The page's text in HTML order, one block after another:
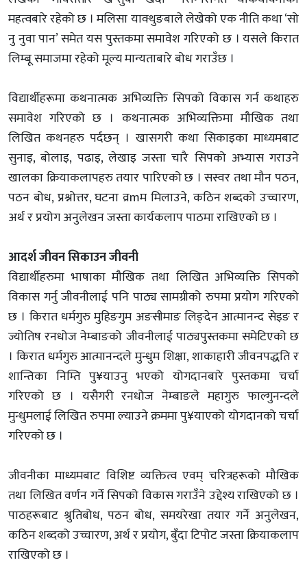
महत्वबारे रहेको छ । मलिसा याक्थुङबाले लेखेको एक नीति कथा ‘सो
नु नुवा पान’ समेत यस पुस्तकमा समावेश गरिएको छ । यसले किरात
लिम्बू समाजमा रहेको मूल्य मान्यताबारे बोध गराउँछ ।
विद्यार्थीहरूमा कथनात्मक अभिव्यक्ति सिपको विकास गर्न कथाहरु
समावेश गरिएको छ । कथनात्मक अभिव्यक्तिमा मौखिक तथा
लिखित कथनहरु पर्दछन् । खासगरी कथा सिकाइका माध्यमबाट
सुनाइ, बोलाइ, पढाइ, लेखाइ जस्ता चारै सिपको अभ्यास गराउने
खालका क्रियाकलापहरु तयार पारिएको छ । सस्वर तथा मौन पठन,
पठन बोध, प्रश्नोत्तर, घटना व्रmम मिलाउने, कठिन शब्दको उच्चारण,
अर्थ र प्रयोग अनुलेखन जस्ता कार्यकलाप पाठमा राखिएको छ ।
आदर्श जीवन सिकाउन जीवनी
विद्यार्थीहरुमा भाषाका मौखिक तथा लिखित अभिव्यक्ति सिपको
विकास गर्नु जीवनीलाई पनि पाठ्य सामग्रीको रुपमा प्रयोग गरिएको
छ । किरात धर्मगुरु मुहिङगुम अङसीमाङ लिङ्देन आत्मानन्द सेइङ र
ज्योतिष रनधोज नेम्बाङको जीवनीलाई पाठ्यपुस्तकमा समेटिएको छ
। किरात धर्मगुरु आत्मानन्दले मुन्धुम शिक्षा, शाकाहारी जीवनपद्धति र
शान्तिका निम्ति पु¥याउनु भएको योगदानबारे पुस्तकमा चर्चा
गरिएको छ । यसैगरी रनधोज नेम्बाङले महागुरु फाल्गुनन्दले
मुन्धुमलाई लिखित रुपमा ल्याउने क्रममा पु¥याएको योगदानको चर्चा
गरिएको छ ।
जीवनीका माध्यमबाट विशिष्ट व्यक्तित्व एवम् चरित्रहरूको मौखिक
तथा लिखित वर्णन गर्ने सिपको विकास गराउँने उद्देश्य राखिएको छ ।
पाठहरूबाट श्रुतिबोध, पठन बोध, समयरेखा तयार गर्ने अनुलेखन,
कठिन शब्दको उच्चारण, अर्थ र प्रयोग, बुँदा टिपोट जस्ता क्रियाकलाप
राखिएको छ ।